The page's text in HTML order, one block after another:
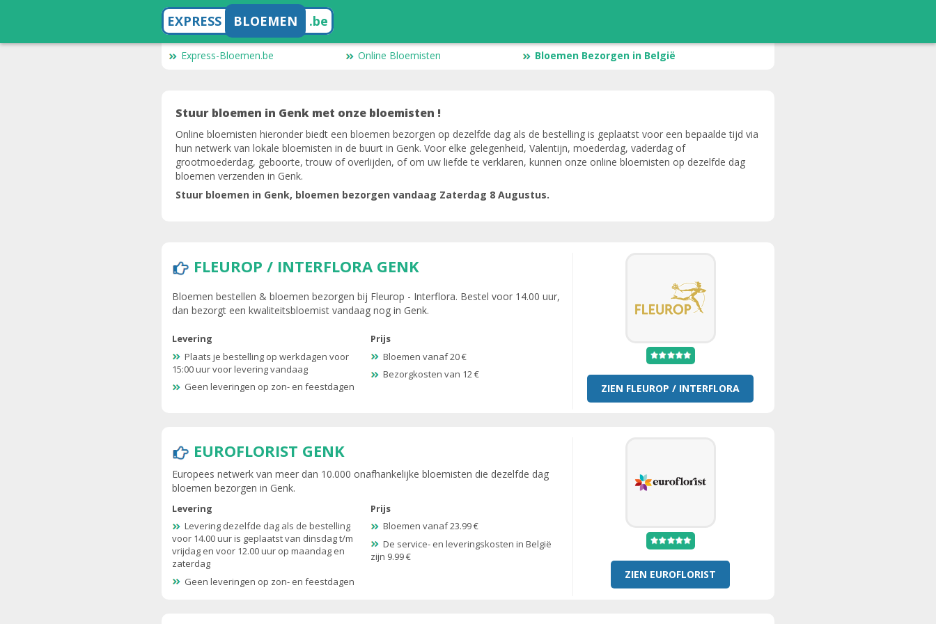
EXPRESS BLOEMEN .be
Express-Bloemen.be Online Bloemisten Bloemen Bezorgen in België
Stuur bloemen in Genk met onze bloemisten !
Online bloemisten hieronder biedt een bloemen bezorgen op dezelfde dag als de bestelling is geplaatst voor een bepaalde tijd via
hun netwerk van lokale bloemisten in de buurt in Genk. Voor elke gelegenheid, Valentijn, moederdag, vaderdag of
grootmoederdag, geboorte, trouw of overlijden, of om uw liefde te verklaren, kunnen onze online bloemisten op dezelfde dag
bloemen verzenden in Genk.
Stuur bloemen in Genk, bloemen bezorgen vandaag Zaterdag 8 Augustus.
FLEUROP / INTERFLORA GENK
Bloemen bestellen & bloemen bezorgen bij Fleurop - Interflora. Bestel voor 14.00 uur,
dan bezorgt een kwaliteitsbloemist vandaag nog in Genk.
Levering
Plaats je bestelling op werkdagen voor
15:00 uur voor levering vandaag
Geen leveringen op zon- en feestdagen
Prijs
Bloemen vanaf 20 €
Bezorgkosten van 12 €
ZIEN FLEUROP / INTERFLORA
EUROFLORIST GENK
Europees netwerk van meer dan 10.000 onafhankelijke bloemisten die dezelfde dag
bloemen bezorgen in Genk.
Levering
Levering dezelfde dag als de bestelling
voor 14.00 uur is geplaatst van dinsdag t/m
vrijdag en voor 12.00 uur op maandag en
zaterdag
Geen leveringen op zon- en feestdagen
Prijs
Bloemen vanaf 23.99 €
De service- en leveringskosten in België
zijn 9.99 €
ZIEN EUROFLORIST